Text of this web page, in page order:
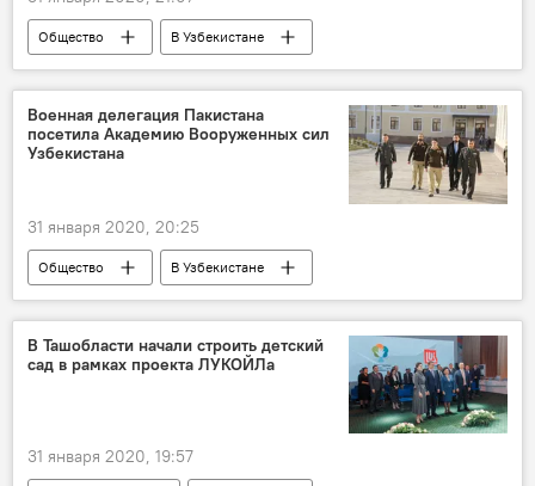
Общество
В Узбекистане
Экономика
детский сад
Постановление
Военная делегация Пакистана
посетила Академию Вооруженных сил
Узбекистана
31 января 2020, 20:25
Общество
В Узбекистане
Вооруженные силы
Узбекистан
Пакистан
В Ташобласти начали строить детский
сад в рамках проекта ЛУКОЙЛа
31 января 2020, 19:57